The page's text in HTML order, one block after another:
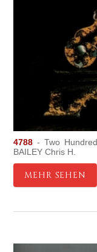
4788 - Two
BAILEY Chris H.
MEHR SEHEN